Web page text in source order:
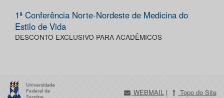
1ª Conferência Norte-Nordeste de Medicina do
Estilo de Vida
DESCONTO EXCLUSIVO PARA ACADÊMICOS
WEBMAIL | Topo do Site